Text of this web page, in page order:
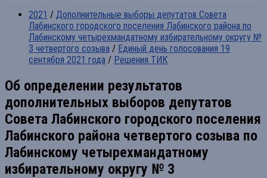
2021 / Дополнительные выборы депутатов Совета
Лабинского городского поселения Лабинского района по
Лабинскому четырехмандатному избирательному округу №
3 четвертого созыва / Единый день голосования 19
сентября 2021 года / Решения ТИК
Об определении результатов
дополнительных выборов депутатов
Совета Лабинского городского поселения
Лабинского района четвертого созыва по
Лабинскому четырехмандатному
избирательному округу № 3